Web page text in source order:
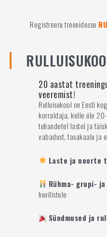
Registreeru trennidesse
20 aastat
veeremist!
Rulluisukool on Eesti
korraldaja, kelle üle
tuhandetel lastel ja
vabadust, tasakaalu ja
Laste ja noorte
Rühma- grupi-
huvilistele
Sündmused ja